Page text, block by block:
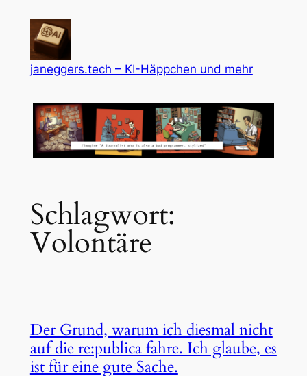
springen
janeggers.tech – KI-Häppchen und mehr
Schlagwort:
Volontäre
Der Grund, warum ich diesmal nicht
auf die re:publica fahre. Ich glaube, es
ist für eine gute Sache.